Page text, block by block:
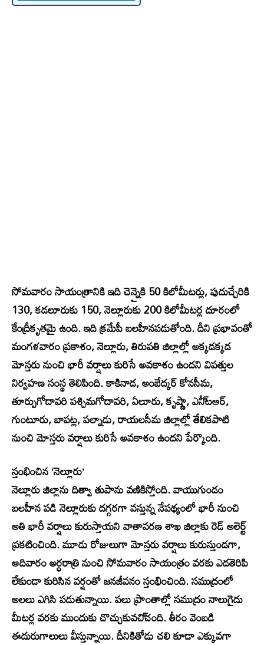
సోమవారం సాయంత్రానికి ఇది చెన్నైకి 50 కిలోమీటర్లు, పుదుచ్చేరికి
130, కడలూరుకు 150, నెల్లూరుకు 200 కిలోమీటర్ల దూరంలో
కేంద్రీకృతమై ఉంది. ఇది క్రమేపీ బలహీనపడుతోంది. దీని ప్రభావంతో
మంగళవారం ప్రకాశం, నెల్లూరు, తిరుపతి జిల్లాల్లో అక్కడక్కడ
మోస్తరు నుంచి భారీ వర్షాలు కురిసే అవకాశం ఉందని విపత్తుల
నిర్వహణ సంస్థ తెలిపింది. కాకినాడ, అంబేద్కర్‌ కోనసీమ,
తూర్పుగోదావరి పశ్చిమగోదావరి, ఏలూరు, కృష్ణా, ఎనీ్టఆర్,
గుంటూరు, బాపట్ల, పల్నాడు, రాయలసీమ జిల్లాల్లో తేలికపాటి
నుంచి మోస్తరు వర్షాలు కురిసే అవకాశం ఉందని పేర్కొంది.
స్తంభించిన ‘నెల్లూరు’
నెల్లూరు జిల్లాను దిత్వా తుపాను వణికిస్తోంది. వాయుగుండం
బలహీన పడి నెల్లూరుకు దగ్గరగా వస్తున్న నేపథ్యంలో భారీ నుంచి
అతి భారీ వర్షాలు కురుస్తాయని వాతావరణ శాఖ జిల్లాకు రెడ్‌ అలెర్ట్‌
ప్రకటించింది. మూడు రోజులుగా మోస్తరు వర్షాలు కురుస్తుండగా,
ఆదివారం అర్ధరాత్రి నుంచి సోమవారం సాయంత్రం వరకు ఎడతెరిపి
లేకుండా కురిసిన వర్షంతో జనజీవనం స్తంభించింది. సముద్రంలో
అలలు ఎగిసి పడుతున్నాయి. పలు ప్రాంతాల్లో సముద్రం నాలుగైదు
మీటర్ల వరకు ముందుకు చొచ్చుకువచి్చంది. తీరం వెంబడి
ఈదురుగాలులు వీస్తున్నాయి. దీనికితోడు చలి కూడా ఎక్కువగా